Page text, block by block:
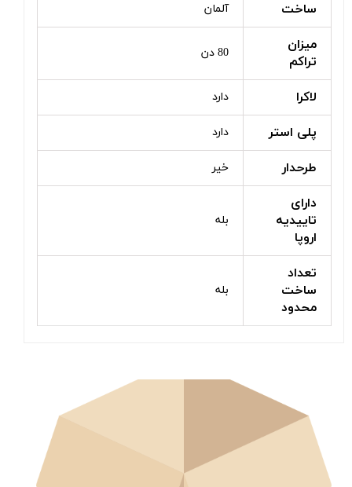
ساخت آلمان
میزان
تراکم
80 دن
لاکرا دارد
پلی استر دارد
طرحدار خیر
دارای
تاییدیه
اروپا
بله
تعداد
ساخت
محدود
بله